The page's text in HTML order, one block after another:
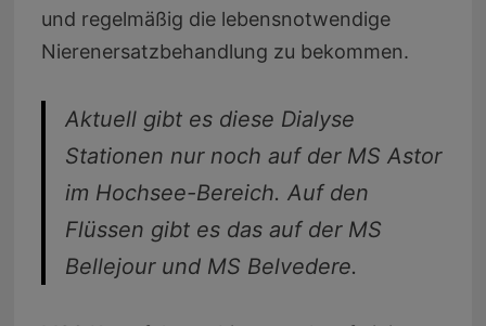
und regelmäßig die lebensnotwendige
Nierenersatzbehandlung zu bekommen.
Aktuell gibt es diese Dialyse
Stationen nur noch auf der MS Astor
im Hochsee-Bereich. Auf den
Flüssen gibt es das auf der MS
Bellejour und MS Belvedere.